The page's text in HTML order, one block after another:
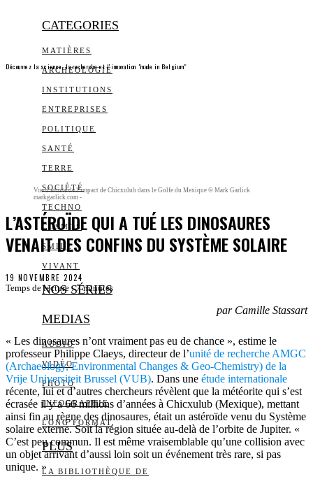
CATEGORIES
MATIÈRES
ARCHEOLOGIE
INSTITUTIONS
ENTREPRISES
POLITIQUE
SANTÉ
TERRE
SOCIÉTÉ
TECHNO
COSMOS
SMILE
VIVANT
NOS SÉRIES
MEDIAS
AUDIO
VIDÉO
PHOTO
INFOGRAPHIE
LONG FORMAT
PLUS
LA BIBLIOTHÈQUE DE
Découvrez la science, la recherche et l’innovation "made in Belgium"
Vue d'artiste de l’impact de Chicxulub dans le Golfe du Mexique © Mark Garlick
markgarlick.com -
L’ASTÉROÏDE QUI A TUÉ LES DINOSAURES
VENAIT DES CONFINS DU SYSTÈME SOLAIRE
19 NOVEMBRE 2024
Temps de lecture :7 minutes
par Camille Stassart
« Les dinosaures n’ont vraiment pas eu de chance », estime le
professeur Philippe Claeys, directeur de l’unité de recherche AMGC
(Archaeology, Environmental Changes & Geo-Chemistry) de la
Vrije Universiteit Brussel (VUB). Dans une étude internationale
récente, lui et d’autres chercheurs révèlent que la météorite qui s’est
écrasée il y a 66 millions d’années à Chicxulub (Mexique), mettant
ainsi fin au règne des dinosaures, était un astéroïde venu du Système
solaire externe. Soit la région située au-delà de l’orbite de Jupiter. «
C’est peu commun. Il est même vraisemblable qu’une collision avec
un objet arrivant d’aussi loin soit un événement très rare, si pas
unique. »